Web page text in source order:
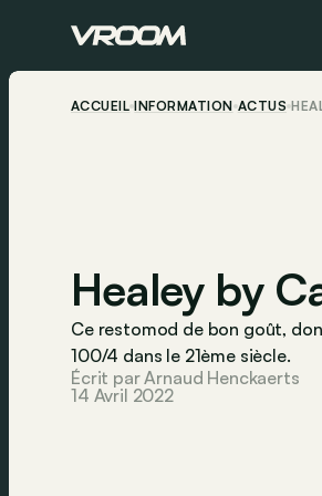
ACCUEIL INFORMATION ACTUS
Healey by
Ce restomod de bon goût,
100/4 dans le 21ème siècle.
Écrit par Arnaud Henckaerts
14 Avril 2022